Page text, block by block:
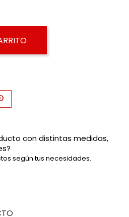
con distintas medidas,
según tus necesidades.